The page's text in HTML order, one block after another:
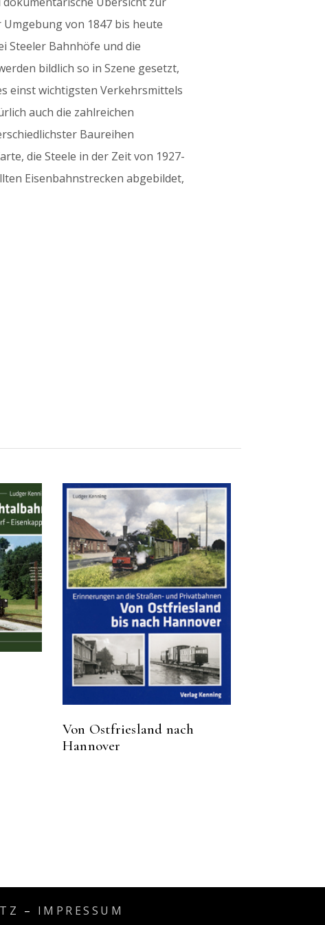
von 1847 bis heute
Steeler Bahnhöfe und die
bildlich so in Szene gesetzt,
einst wichtigsten Verkehrsmittels
auch die zahlreichen
Baureihen
die Steele in der Zeit von 1927-
Eisenbahnstrecken abgebildet,
Von Ostfriesland nach
Hannover
– IMPRESSUM